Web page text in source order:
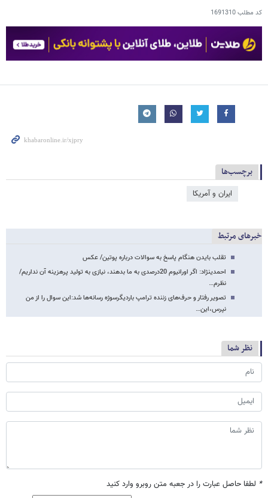
کد مطلب1691310
برچسب‌ها
ایران و آمریکا
خبرهای مرتبط
تقلب بایدن هنگام پاسخ به سوالات درباره پوتین/ عکس
احمدی​نژاد: اگر اورانیوم 20درصدی به ما بدهند، نیازی به تولید پرهزینه آن نداریم/
نظرم…
تصویر رفتار و حرف‌های زننده ترامپ باردیگرسوژه رسانه‌ها شد:این سوال را از من
نپرس،این…
نظر شما
* لطفا حاصل عبارت را در جعبه متن روبرو وارد کنید